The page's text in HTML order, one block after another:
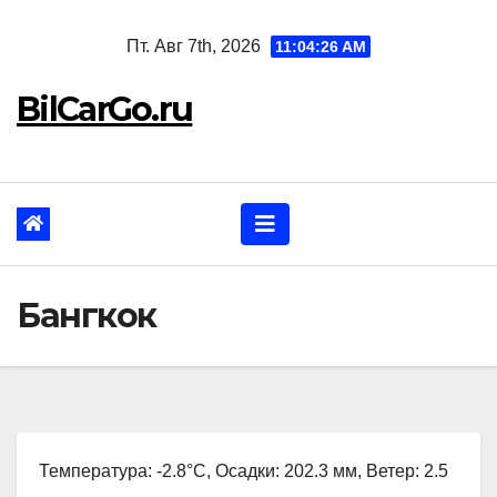
Пт. Авг 7th, 2026 11:04:27 AM
BilCarGo.ru
Бангкок
Температура: -2.8°C, Осадки: 202.3 мм, Ветер: 2.5